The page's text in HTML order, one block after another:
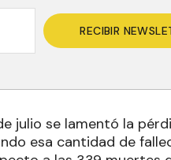
RECIBIR
julio se lamentó la
esa cantidad de